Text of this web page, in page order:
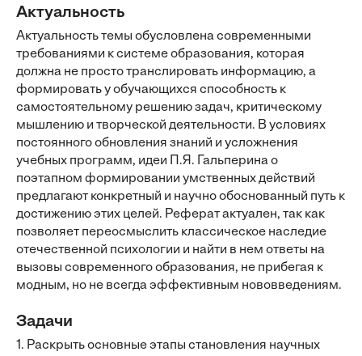
Актуальность
Актуальность темы обусловлена современными
требованиями к системе образования, которая
должна не просто транслировать информацию, а
формировать у обучающихся способность к
самостоятельному решению задач, критическому
мышлению и творческой деятельности. В условиях
постоянного обновления знаний и усложнения
учебных программ, идеи П.Я. Гальперина о
поэтапном формировании умственных действий
предлагают конкретный и научно обоснованный путь к
достижению этих целей. Реферат актуален, так как
позволяет переосмыслить классическое наследие
отечественной психологии и найти в нем ответы на
вызовы современного образования, не прибегая к
модным, но не всегда эффективным нововведениям.
Задачи
1. Раскрыть основные этапы становления научных